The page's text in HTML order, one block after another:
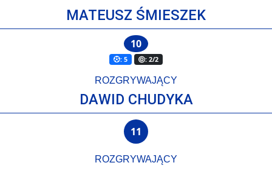
MATEUSZ ŚMIESZEK
10
: 5 : 2/2
ROZGRYWAJĄCY
DAWID CHUDYKA
11
ROZGRYWAJĄCY